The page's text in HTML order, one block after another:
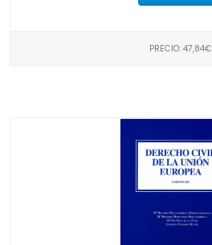
PRECIO: 47,84€